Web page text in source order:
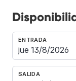
ENTRADA
SALIDA